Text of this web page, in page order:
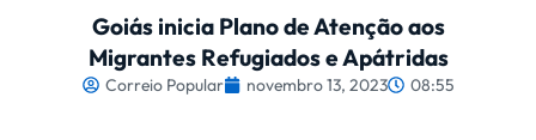
Goiás inicia Plano de Atenção aos
Migrantes Refugiados e Apátridas
Correio Popular novembro 13, 2023 08:55